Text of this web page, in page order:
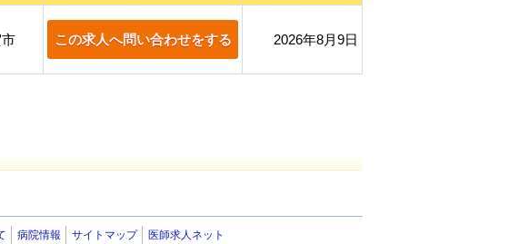
この求人へ問い合わせをする 2026年8月9日
病院情報 サイトマップ 医師求人ネット